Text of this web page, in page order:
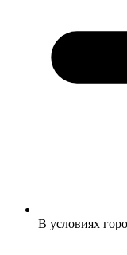
В условиях